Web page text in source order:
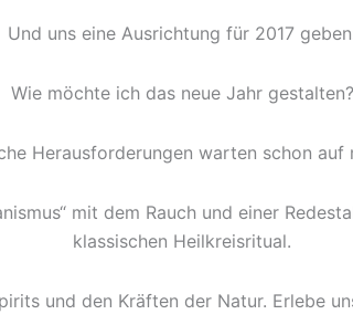
Und uns eine Ausrichtung für 2017
Wie möchte ich das neue Jahr gestalten?
Herausforderungen warten schon auf
mit dem Rauch und einer
klassischen Heilkreisritual.
und den Kräften der Natur. Erlebe